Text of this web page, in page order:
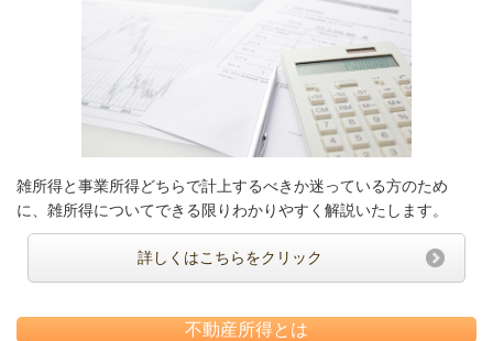
雑所得と事業所得どちらで計上するべきか迷っている方のため
に、雑所得についてできる限りわかりやすく解説いたします。
詳しくはこちらをクリック
不動産所得とは